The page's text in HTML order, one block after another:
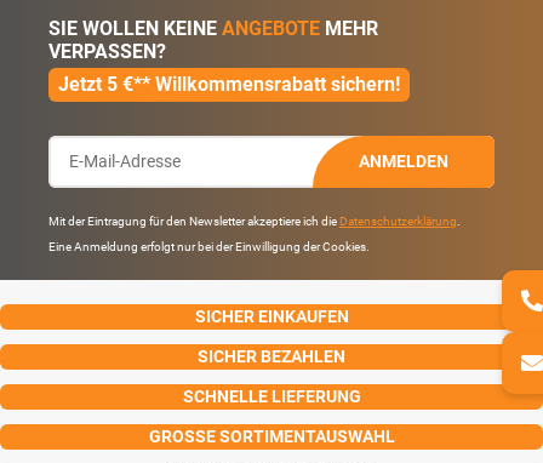
SIE WOLLEN KEINE ANGEBOTE MEHR
VERPASSEN?
Jetzt 5 €** Willkommensrabatt sichern!
ANMELDEN
Mit der Eintragung für den Newsletter akzeptiere ich die Datenschutzerklärung
Eine Anmeldung erfolgt nur bei der Einwilligung der Cookies.
SICHER EINKAUFEN
SICHER BEZAHLEN
SCHNELLE LIEFERUNG
GROSSE SORTIMENTAUSWAHL